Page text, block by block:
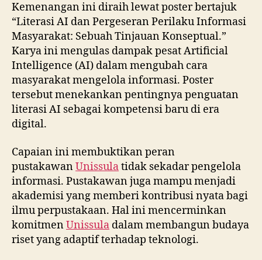
Kemenangan ini diraih lewat poster bertajuk
“Literasi AI dan Pergeseran Perilaku Informasi
Masyarakat: Sebuah Tinjauan Konseptual.”
Karya ini mengulas dampak pesat Artificial
Intelligence (AI) dalam mengubah cara
masyarakat mengelola informasi. Poster
tersebut menekankan pentingnya penguatan
literasi AI sebagai kompetensi baru di era
digital.
Capaian ini membuktikan peran
pustakawanUnissulatidak sekadar pengelola
informasi. Pustakawan juga mampu menjadi
akademisi yang memberi kontribusi nyata bagi
ilmu perpustakaan. Hal ini mencerminkan
komitmenUnissula dalam membangun budaya
riset yang adaptif terhadap teknologi.